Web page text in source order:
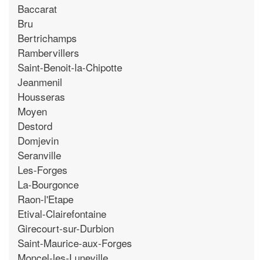
Baccarat
Bru
Bertrichamps
Rambervillers
Saint-Benoit-la-Chipotte
Jeanmenil
Housseras
Moyen
Destord
Domjevin
Seranville
Les-Forges
La-Bourgonce
Raon-l'Etape
Etival-Clairefontaine
Girecourt-sur-Durbion
Saint-Maurice-aux-Forges
Moncel-les-Luneville